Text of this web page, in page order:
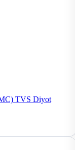
TVS Diyot